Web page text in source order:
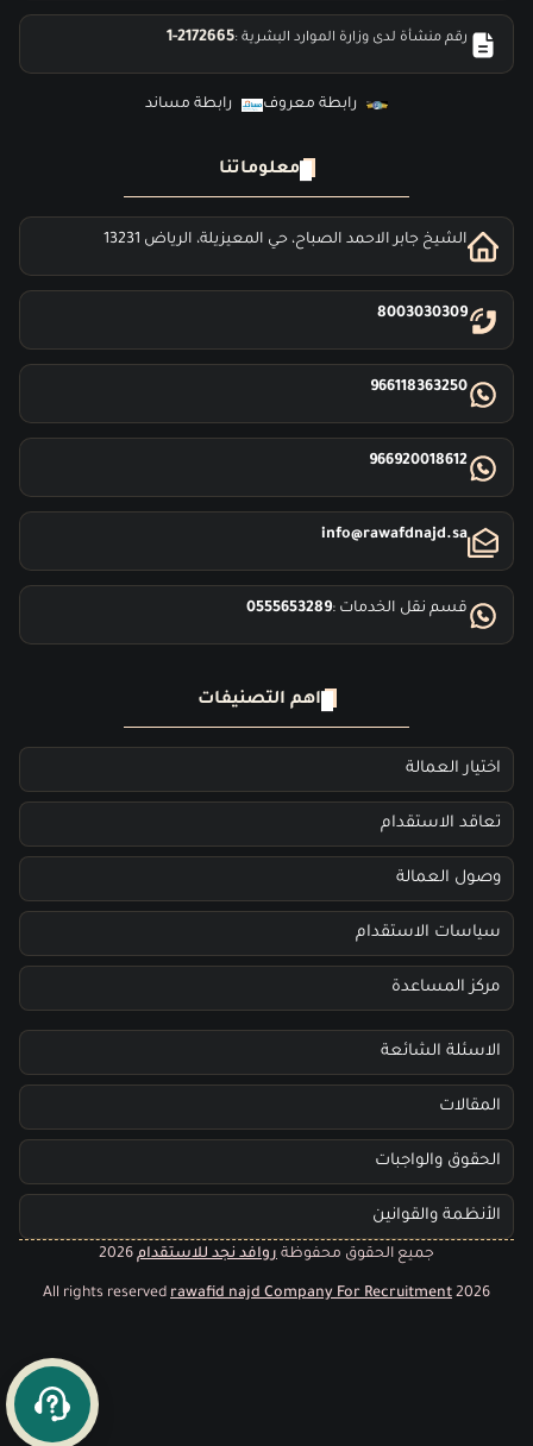
رقم منشأة لدى وزارة الموارد البشرية :1-2172665
رابطة معروف رابطة مساند
معلوماتنا
الشيخ جابر الاحمد الصباح، حي المعيزيلة، الرياض 13231
8003030309
966118363250
966920018612
info@rawafdnajd.sa
قسم نقل الخدمات :0555653289
اهم التصنيفات
اختيار العمالة
تعاقد الاستقدام
وصول العمالة
سياسات الاستقدام
مركز المساعدة
الاسئلة الشائعة
المقالات
الحقوق والواجبات
الأنظمة والقوانين
جميع الحقوق محفوظة روافد نجد للاستقدام
All rights reserved rawafid najd Company For Recruitment 2026